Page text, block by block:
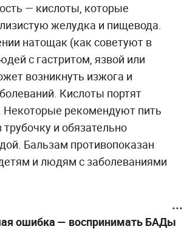
— кислоты, которые
желудка и пищевода.
натощак (как советуют в
с гастритом, язвой или
возникнуть изжога и
Кислоты портят
Некоторые рекомендуют пить
и обязательно
Бальзам противопоказан
и людям с заболеваниями
ошибка — воспринимать БАДы